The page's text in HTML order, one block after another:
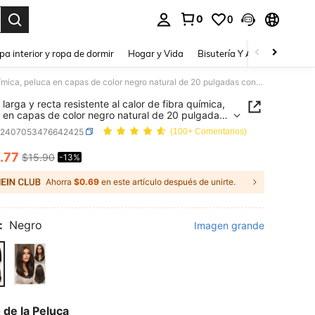
0 0
interior y ropa de dormir Hogar y Vida Bisutería Y Accesorios
Peluca larga y recta resistente al calor de fibra química, peluca en capas de color negro natural de 20 pulgadas con flequillo, apariencia natural para uso diario, fiesta y moda callejera para mujeres
larga y recta resistente al calor de fibra química,
en capas de color negro natural de 20 pulgadas
apariencia natural para uso diario, fiesta y
para mujeres
(100+ Comentarios)
AND AVAILABILITY
.77 $15.90 -13%
Ahorra $0.69 en este artículo después de unirte.
Negro Imagen grande
de la Peluca